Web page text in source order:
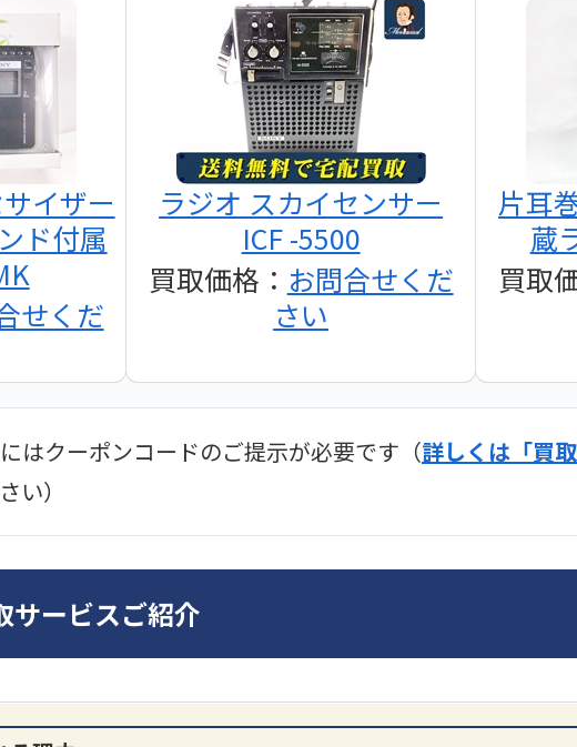
イザー
ド付属
せくだ
ラジオ スカイセンサー
ICF -5500
買取価格： お問合せくだ
さい
片耳
蔵
買取
ーディオ買取価格
アンプ
SONY
DA7000ES アンプ
PMA-
はクーポンコードのご提示が必要です（詳しくは「買
い）
ービスご紹介